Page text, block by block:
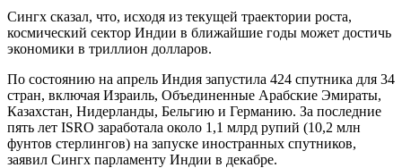
Сингх сказал, что, исходя из текущей траектории роста,
космический сектор Индии в ближайшие годы может достичь
экономики в триллион долларов.
По состоянию на апрель Индия запустила 424 спутника для 34
стран, включая Израиль, Объединенные Арабские Эмираты,
Казахстан, Нидерланды, Бельгию и Германию. За последние
пять лет ISRO заработала около 1,1 млрд рупий (10,2 млн
фунтов стерлингов) на запуске иностранных спутников,
заявил Сингх парламенту Индии в декабре.